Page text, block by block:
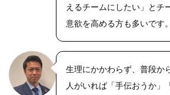
えるチームにしたい」とチ
意欲を高める方も多いです。
生理にかかわらず、普段か
人がいれば「手伝おうか」